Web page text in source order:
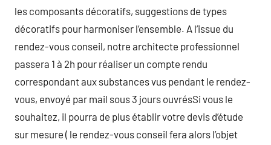
les composants décoratifs, suggestions de types
décoratifs pour harmoniser l’ensemble. A l’issue du
rendez-vous conseil, notre architecte professionnel
passera 1 à 2h pour réaliser un compte rendu
correspondant aux substances vus pendant le rendez-
vous, envoyé par mail sous 3 jours ouvrésSi vous le
souhaitez, il pourra de plus établir votre devis d’étude
sur mesure ( le rendez-vous conseil fera alors l’objet